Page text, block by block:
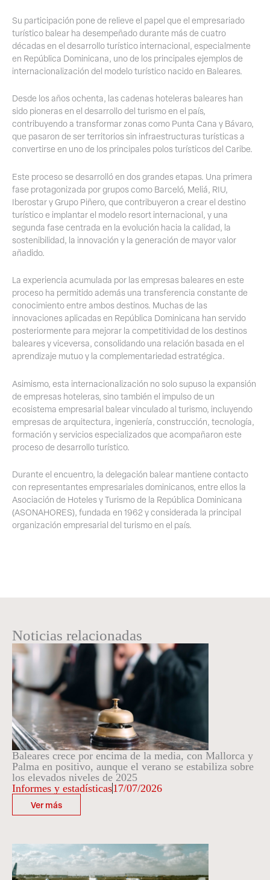
Su participación pone de relieve el papel que el empresariado
turístico balear ha desempeñado durante más de cuatro
décadas en el desarrollo turístico internacional, especialmente
en República Dominicana, uno de los principales ejemplos de
internacionalización del modelo turístico nacido en Baleares.
Desde los años ochenta, las cadenas hoteleras baleares han
sido pioneras en el desarrollo del turismo en el país,
contribuyendo a transformar zonas como Punta Cana y Bávaro,
que pasaron de ser territorios sin infraestructuras turísticas a
convertirse en uno de los principales polos turísticos del Caribe.
Este proceso se desarrolló en dos grandes etapas. Una primera
fase protagonizada por grupos como Barceló, Meliá, RIU,
Iberostar y Grupo Piñero, que contribuyeron a crear el destino
turístico e implantar el modelo resort internacional, y una
segunda fase centrada en la evolución hacia la calidad, la
sostenibilidad, la innovación y la generación de mayor valor
añadido.
La experiencia acumulada por las empresas baleares en este
proceso ha permitido además una transferencia constante de
conocimiento entre ambos destinos. Muchas de las
innovaciones aplicadas en República Dominicana han servido
posteriormente para mejorar la competitividad de los destinos
baleares y viceversa, consolidando una relación basada en el
aprendizaje mutuo y la complementariedad estratégica.
Asimismo, esta internacionalización no solo supuso la expansión
de empresas hoteleras, sino también el impulso de un
ecosistema empresarial balear vinculado al turismo, incluyendo
empresas de arquitectura, ingeniería, construcción, tecnología,
formación y servicios especializados que acompañaron este
proceso de desarrollo turístico.
Durante el encuentro, la delegación balear mantiene contacto
con representantes empresariales dominicanos, entre ellos la
Asociación de Hoteles y Turismo de la República Dominicana
(ASONAHORES), fundada en 1962 y considerada la principal
organización empresarial del turismo en el país.
Noticias relacionadas
Baleares crece por encima de la media, con Mallorca y
Palma en positivo, aunque el verano se estabiliza sobre
los elevados niveles de 2025
Informes y estadísticas17/07/2026
Ver más